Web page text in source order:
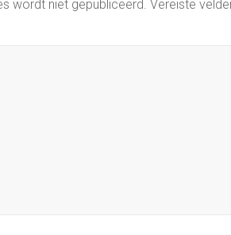
wordt niet gepubliceerd. Vereiste